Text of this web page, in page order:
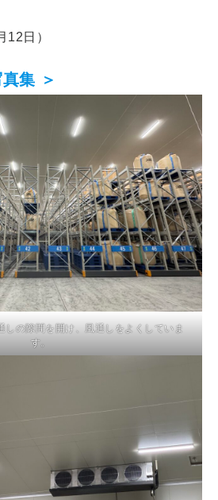
12日）
集 ＞
しの隙間を開け、風通しをよくしていま
す。